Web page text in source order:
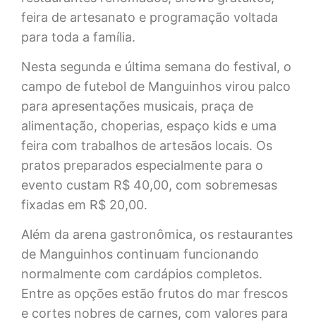
feira de artesanato e programação voltada
para toda a família.
Nesta segunda e última semana do festival, o
campo de futebol de Manguinhos virou palco
para apresentações musicais, praça de
alimentação, choperias, espaço kids e uma
feira com trabalhos de artesãos locais. Os
pratos preparados especialmente para o
evento custam R$ 40,00, com sobremesas
fixadas em R$ 20,00.
Além da arena gastronômica, os restaurantes
de Manguinhos continuam funcionando
normalmente com cardápios completos.
Entre as opções estão frutos do mar frescos
e cortes nobres de carnes, com valores para